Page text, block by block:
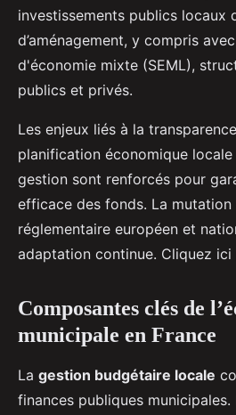
investissements publics locaux
d’aménagement, y compris
d'économie mixte (SEML),
publics et privés.
Les enjeux liés à la
planification économique
gestion sont renforcés pour
efficace des fonds. La mutation
réglementaire européen et
adaptation continue. Cliquez ici
Composantes clés de
municipale en France
La gestion budgétaire locale
finances publiques municipales.